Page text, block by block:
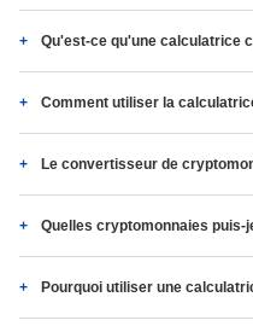
Qu'est-ce qu'une calculatrice
Comment utiliser la
Le convertisseur de
Quelles cryptomonnaies puis-
Pourquoi utiliser une